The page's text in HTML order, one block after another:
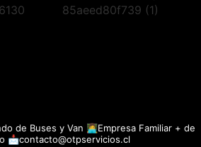
de Buses y Van 👩‍💻Empresa Familiar + de
📩contacto@otpservicios.cl